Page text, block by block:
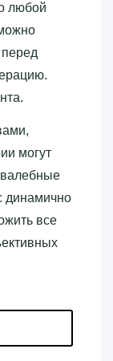
любой
могут
динамично
все